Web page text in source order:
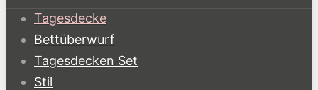
Tagesdecke
Bettüberwurf
Tagesdecken Set
Stil